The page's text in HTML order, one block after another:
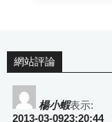
網站評論
楊小蝦表示:
2013-03-0923:20:44